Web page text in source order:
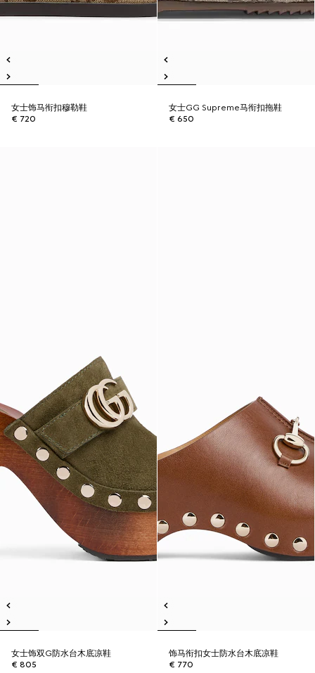
女士饰马衔扣穆勒鞋
€ 720
女士GG Supreme马衔扣拖鞋
€ 650
女士饰双G防水台木底凉鞋
€ 805
饰马衔扣女士防水台木底凉鞋
€ 770